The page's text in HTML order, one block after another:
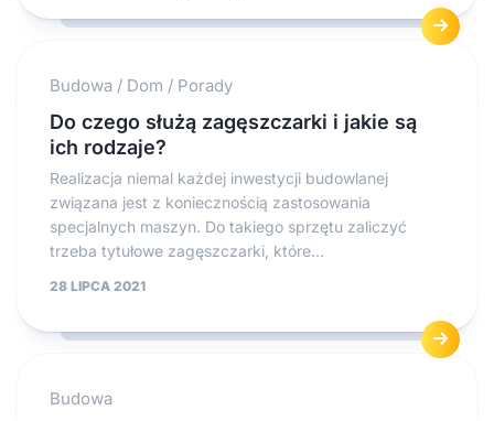
Budowa / Dom / Porady
Do czego służą zagęszczarki i jakie są
ich rodzaje?
Realizacja niemal każdej inwestycji budowlanej
związana jest z koniecznością zastosowania
specjalnych maszyn. Do takiego sprzętu zaliczyć
trzeba tytułowe zagęszczarki, które...
28 LIPCA 2021
Budowa